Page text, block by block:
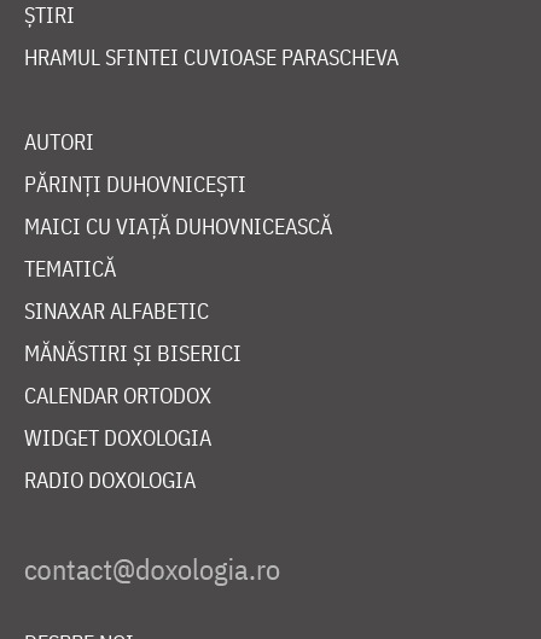
ȘTIRI
HRAMUL SFINTEI CUVIOASE PARASCHEVA
AUTORI
PĂRINȚI DUHOVNICEȘTI
MAICI CU VIAȚĂ DUHOVNICEASCĂ
TEMATICĂ
SINAXAR ALFABETIC
MĂNĂSTIRI ȘI BISERICI
CALENDAR ORTODOX
WIDGET DOXOLOGIA
RADIO DOXOLOGIA